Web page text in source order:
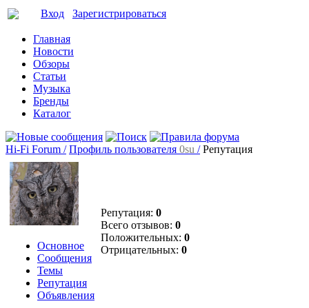
Вход Зарегистрироваться
Главная
Новости
Обзоры
Статьи
Музыка
Бренды
Каталог
Hi-Fi Forum / Профиль пользователя 0su / Репутация
Основное
Сообщения
Темы
Репутация
Объявления
Репутация: 0
Всего отзывов: 0
Положительных: 0
Отрицательных: 0